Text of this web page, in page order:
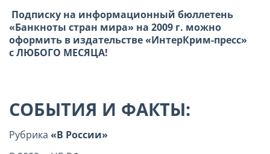
Подписку на информационный бюллетень
«Банкноты стран мира» на 2009 г. можно
оформить в издательстве «ИнтерКрим-пресс»
с ЛЮБОГО МЕСЯЦА!
СОБЫТИЯ И ФАКТЫ:
Рубрика «В России»